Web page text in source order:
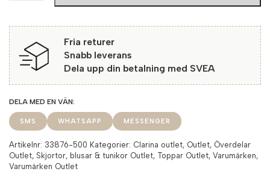
Green
Blue
mängd
Fria returer
Snabb leverans
Dela upp din betalning med SVEA
SMS WHATSAPP MESSENGER
Artikelnr: 33876-500 Kategorier: Clarina outlet, Outlet, Överdelar
Outlet, Skjortor, blusar & tunikor Outlet, Toppar Outlet, Varumärken,
Varumärken Outlet